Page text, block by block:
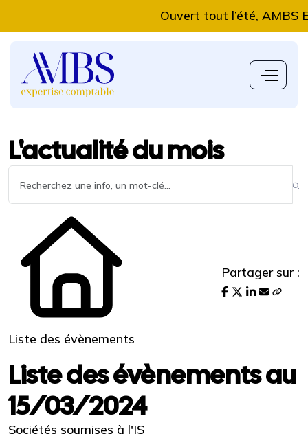
Ouvert tout l’été, AMBS
L'actualité du mois
Liste des évènements
Partager sur :
Liste des évènements au
15/03/2024
Sociétés soumises à l'IS